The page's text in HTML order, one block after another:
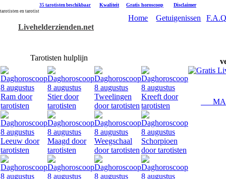
35 tarotisten beschikbaar Kwaliteit Gratis horoscoop Disclaimer
tarotisten en tarotist
Livehelderzienden.net
Home Getuigenissen
Tarotisten hulplijn